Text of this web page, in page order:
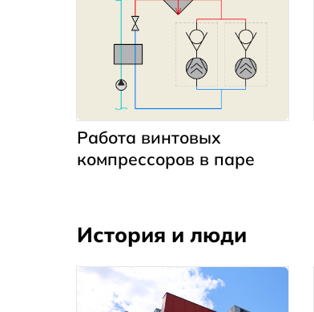
Работа винтовых
компрессоров в паре
История и люди